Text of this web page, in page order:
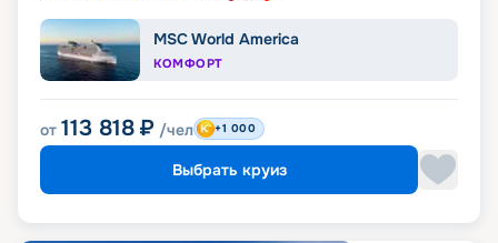
MSC World America
КОМФОРТ
от 113 818 ₽ /чел +1 000
Выбрать круиз